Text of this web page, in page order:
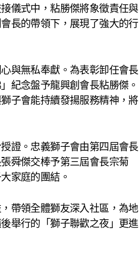
儀式中，粘勝傑將象徵責任與
長的帶領下，展現了強大的行
與無私奉獻。為表彰卸任會長
紀念盤予龍興創會長粘勝傑。
子會能持續發揚服務精神，將
證。忠義獅子會由第四屆會長
舜傑交棒予第三屆會長宗菊
家庭的團結。
帶領全體獅友深入社區，為地
舉行的「獅子聯歡之夜」更進